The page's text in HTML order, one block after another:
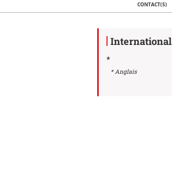
CONTACT(S)
International
*
* Anglais